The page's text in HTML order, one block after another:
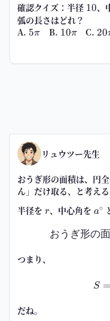
確認クイズ：半径 10
10、
弧の長さはどれ？
A. 5\pi
5π B. 10\pi
10π C. 20
リュウツー先生
おうぎ形の面積は、円
ん」だけ取る、と考える
半径を r
r、中心角をa∘
おうぎ形の
つまり、
S =
だね。